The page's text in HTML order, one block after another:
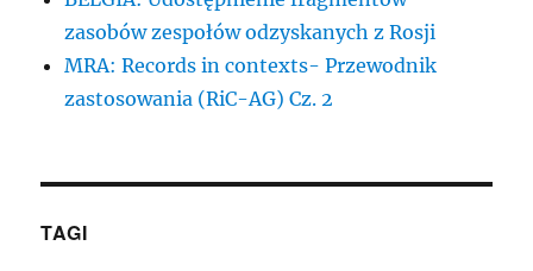
zasobów zespołów odzyskanych z Rosji
MRA: Records in contexts- Przewodnik
zastosowania (RiC-AG) Cz. 2
TAGI